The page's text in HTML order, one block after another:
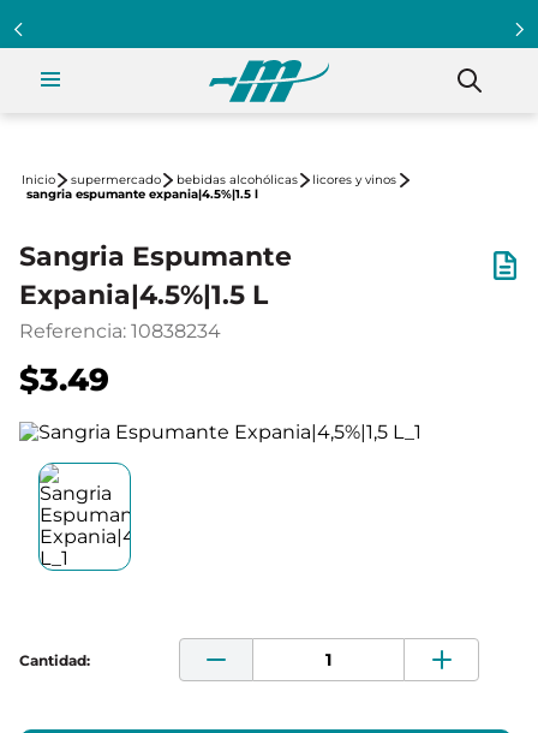
supermercado bebidas alcohólicas
licores y vinos
sangria espumante expania|4.5%|1.5 l
Sangria Espumante
Expania|4.5%|1.5 L
Referencia: 10838234
$3.49